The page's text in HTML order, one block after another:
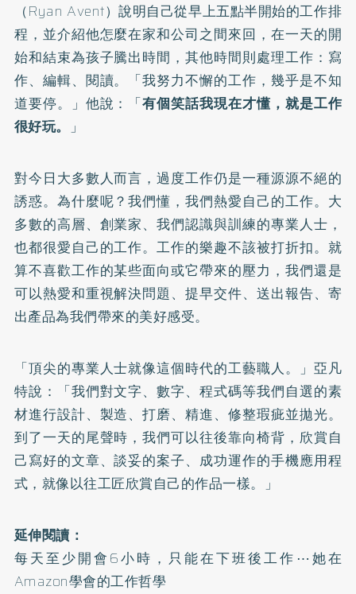
（Ryan Avent）說明自己從早上五點半開始的工作排
程，並介紹他怎麼在家和公司之間來回，在一天的開
始和結束為孩子騰出時間，其他時間則處理工作：寫
作、編輯、閱讀。「我努力不懈的工作，幾乎是不知
道要停。」他說：「有個笑話我現在才懂，就是工作
很好玩。 」
對今日大多數人而言，過度工作仍是一種源源不絕的
誘惑。為什麼呢？我們懂，我們熱愛自己的工作。大
多數的高層、創業家、我們認識與訓練的專業人士，
也都很愛自己的工作。工作的樂趣不該被打折扣。就
算不喜歡工作的某些面向或它帶來的壓力，我們還是
可以熱愛和重視解決問題、提早交件、送出報告、寄
出產品為我們帶來的美好感受。
「頂尖的專業人士就像這個時代的工藝職人。」亞凡
特說：「我們對文字、數字、程式碼等我們自選的素
材進行設計、製造、打磨、精進、修整瑕疵並拋光。
到了一天的尾聲時，我們可以往後靠向椅背，欣賞自
己寫好的文章、談妥的案子、成功運作的手機應用程
式，就像以往工匠欣賞自己的作品一樣。」
延伸閱讀：
每天至少開會6小時，只能在下班後工作⋯她在
Amazon學會的工作哲學